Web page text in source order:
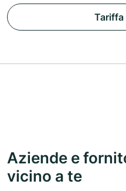
Tariffa
Aziende e
vicino a te